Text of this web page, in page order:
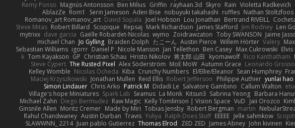
Remy Ponso Magnús Antonsson Ben Milius Griffin rayhaan.3d Skyro Rain Violetta Radkevich
AblazZe Rom1 Serin Jameson Aden Bise nobuyuki takahashi ruffles Nathan Stoltzfoos
Romanov_art Romanov_art David Sopala Joel Hobson Lou Jonathan Bertrand RIVEILL
Steve Mitas Robert Billard Scopique Repsaj Mark Richardson James Stafford Jim Rodney Len
mytrixx dave garcia Gaëlle Robardet-Nicolas wymo Zoidrawzaton Toby SWANSON Jaime
michael Chan Jo Gylling Braiden Dolph たこーん Austin Pierce Willem Hörter Valery
Sebastian Williams igorrr Daniel P Nicole Manson Jan Tellethon Ben Casey Max Cukrowski
k Tom Kayakson GP Christian Schau Hristo Nikolov 将太郎 山田 kyomawolf Rico Kanthatham
Steve Cypert The Rusted Pixel Alex Söderström MoE MoW Autumn Grace Leonardo Grosso
Kelley Womble Nicolas Ocheda Kiba Crunchy Numbers El/Ellie/Eleanor Sean Humphrey
Maciej Krzyszkowski Jonathan Mullen Reid Ellis Robert Jefferson Philippe Authier yunlai hao
Simon Lindauer Chris Arko Patrick M Didadi Le Salvatore Gambino Callum Walton
Village's hope Miniatures Spark Lab Seamus La Monk Kitsun3 Sabrina Yeong Barbara
Michael Zahn Diego Bermudez Raw Magic Kelly Tomlinson | Vision Space VuD Jaii Orozco
Ginsnile Allen Moritz Cremer Made by Miri Tobias Jensby Robert Bergman martin
Rahul Chandwaney Austin Durban Travis Yuliya Ralph Does Stuff EEEEE Jelle sahmkow
SLAWWNN_ 2214 Juan pablo Gutierrez Thomas Elrod ZED ZED James Abney John kivinen